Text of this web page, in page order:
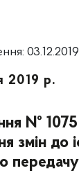
03.12.2019
2019 р.
№ 1075
змін до